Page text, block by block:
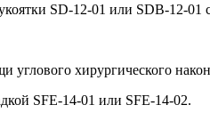
SD-12-01 или SDB-12-01
хирургического
SFE-14-01 или SFE-14-02.